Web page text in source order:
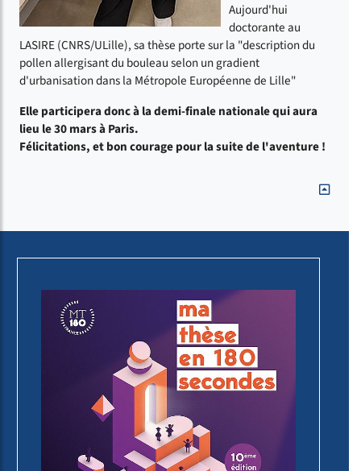
Aujourd'hui
doctorante au
LASIRE (CNRS/ULille), sa thèse porte sur la "description du
pollen allergisant du bouleau selon un gradient
d'urbanisation dans la Métropole Européenne de Lille"
Elle participera donc à la demi-finale nationale qui aura
lieu le 30 mars à Paris.
Félicitations, et bon courage pour la suite de l'aventure !